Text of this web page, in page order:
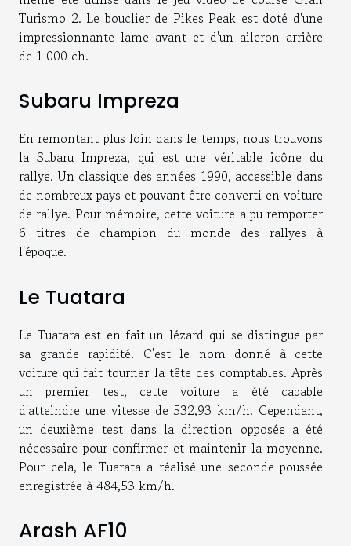
Turismo 2. Le bouclier de Pikes Peak est doté d'une
impressionnante lame avant et d'un aileron arrière
de 1 000 ch.
Subaru Impreza
En remontant plus loin dans le temps, nous trouvons
la Subaru Impreza, qui est une véritable icône du
rallye. Un classique des années 1990, accessible dans
de nombreux pays et pouvant être converti en voiture
de rallye. Pour mémoire, cette voiture a pu remporter
6 titres de champion du monde des rallyes à
l'époque.
Le Tuatara
Le Tuatara est en fait un lézard qui se distingue par
sa grande rapidité. C'est le nom donné à cette
voiture qui fait tourner la tête des comptables. Après
un premier test, cette voiture a été capable
d'atteindre une vitesse de 532,93 km/h. Cependant,
un deuxième test dans la direction opposée a été
nécessaire pour confirmer et maintenir la moyenne.
Pour cela, le Tuarata a réalisé une seconde poussée
enregistrée à 484,53 km/h.
Arash AF10